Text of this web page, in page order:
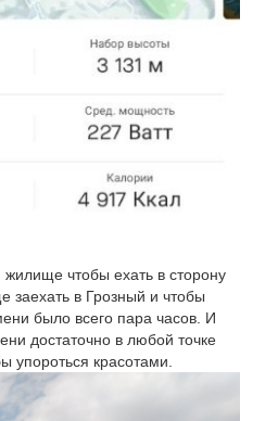
чтобы ехать в сторону
заехать в Грозный и чтобы
было всего пара часов. И
достаточно в любой точке
упороться красотами.